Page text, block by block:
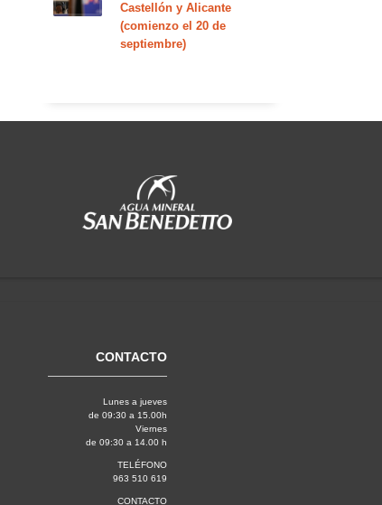
Castellón y Alicante
(comienzo el 20 de
septiembre)
CONTACTO
Lunes a jueves
de 09:30 a 15.00h
Viernes
de 09:30 a 14.00 h
TELÉFONO
963 510 619
CONTACTO